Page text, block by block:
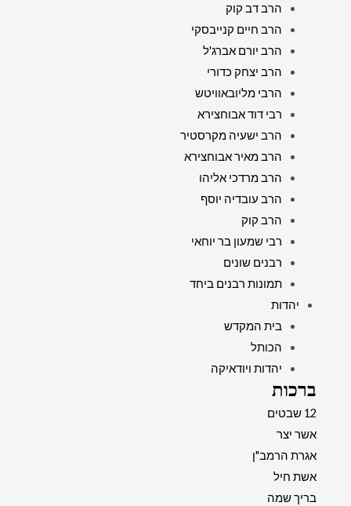
הרב דב קוק
הרב חיים קנייבסקי
הרב יורם אברג'ל
הרב יצחק כדורי
הרבי מליובאוויטש
רבי דוד אבוחצירא
הרב ישעיה מקרסטיר
הרב מאיר אבוחצירא
הרב מרדכי אליהו
הרב עובדיה יוסף
הרב קוק
רבי שמעון בר יוחאי
רבנים שונים
תמונות רבנים ביחד
יהדות
בית המקדש
הכותל
יהדות ויודאיקה
ברכות
12 שבטים
אשר יצר
אגרת הרמב"ן
אשת חיל
בריך שמה